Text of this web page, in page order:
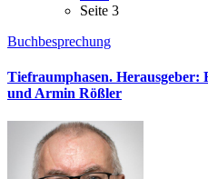
Seite 3
Buchbesprechung
Tiefraumphasen.
und Armin Rößler